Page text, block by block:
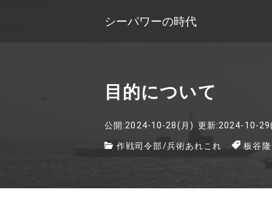
シーパワーの時代
目的について
公開:2024-10-28(月) 更新:2024-10-
作戦司令部/兵術あれこれ 板谷